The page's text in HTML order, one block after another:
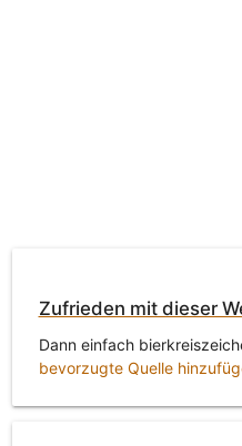
Zufrieden mit dieser
Dann einfach
bevorzugte Quelle